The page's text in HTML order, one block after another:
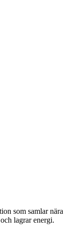
som samlar nära
lagrar energi.